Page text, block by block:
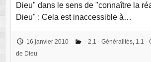
Dieu" dans le sens de "connaître la
Dieu" : Cela est inaccessible à…
16 janvier 2010 - 2.1 - Généralités, 1.1 -
de Dieu